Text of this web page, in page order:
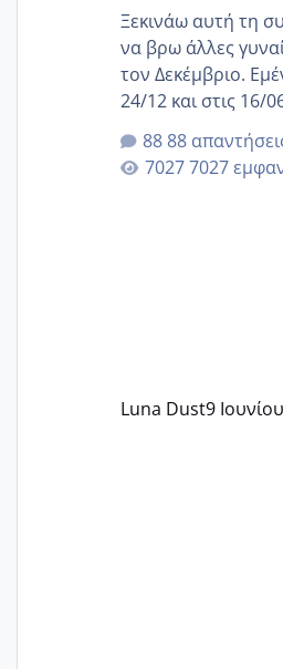
Ξεκινάω αυτή τη
να βρω άλλες
τον Δεκέμβριο.
24/12 και στις 16/
της αυχενικής
άγχος και οι μέρες
περνάνε με τίποτα.
88
7027
Luna Dust9 Ιουνίου